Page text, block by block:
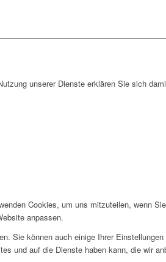
unserer Dienste erklären Sie sich
Cookies, um uns mitzuteilen, wenn
anpassen.
Sie können auch einige Ihrer
und auf die Dienste haben kann, die wir